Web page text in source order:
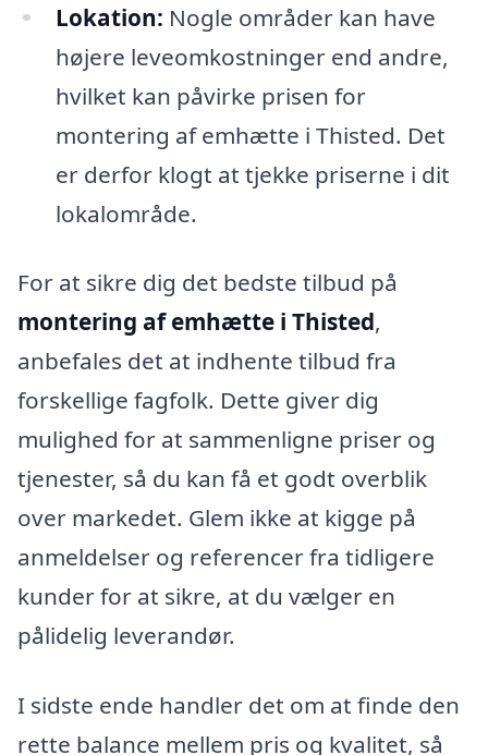
Lokation: Nogle områder kan have
højere leveomkostninger end andre,
hvilket kan påvirke prisen for
montering af emhætte i Thisted. Det
er derfor klogt at tjekke priserne i dit
lokalområde.
For at sikre dig det bedste tilbud på
montering af emhætte i Thisted,
anbefales det at indhente tilbud fra
forskellige fagfolk. Dette giver dig
mulighed for at sammenligne priser og
tjenester, så du kan få et godt overblik
over markedet. Glem ikke at kigge på
anmeldelser og referencer fra tidligere
kunder for at sikre, at du vælger en
pålidelig leverandør.
I sidste ende handler det om at finde den
rette balance mellem pris og kvalitet, så